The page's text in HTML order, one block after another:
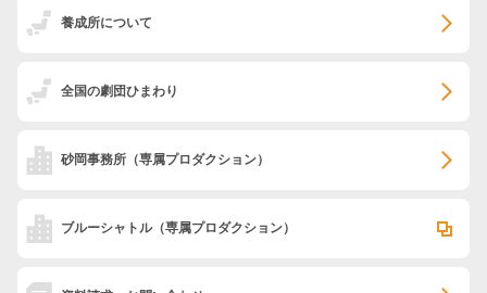
養成所について
全国の劇団ひまわり
砂岡事務所 （専属プロダクション）
ブルーシャトル（専属プロダクション）